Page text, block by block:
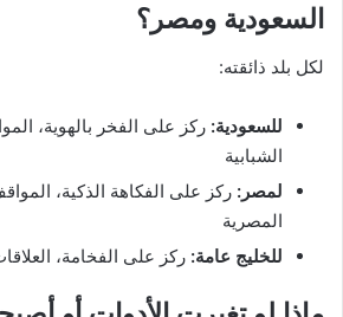
السعودية ومصر؟
لكل بلد ذائقته:
للسعودية: ركز على الفخر بالهوية،
الشبابية
لمصر: ركز على الفكاهة الذكية،
المصرية
للخليج عامة: ركز على الفخامة،